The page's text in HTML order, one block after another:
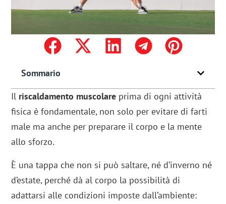
Sommario
Il riscaldamento muscolare prima di ogni attività
fisica è fondamentale, non solo per evitare di farti
male ma anche per preparare il corpo e la mente
allo sforzo.
È una tappa che non si può saltare, né d’inverno né
d’estate, perché dà al corpo la possibilità di
adattarsi alle condizioni imposte dall’ambiente: